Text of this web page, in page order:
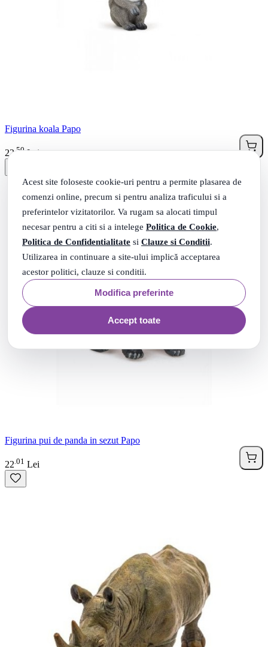
Acest site foloseste cookie-uri pentru a permite plasarea de
comenzi online, precum si pentru analiza traficului si a
preferintelor vizitatorilor. Va rugam sa alocati timpul
necesar pentru a citi si a intelege Politica de Cookie,
Politica de Confidentialitate si Clauze si Conditii.
Utilizarea in continuare a site-ului implică acceptarea
acestor politici, clauze si conditii.
Modifica preferinte
Accept toate
Figurina koala Papo
22.50Lei
Figurina pui de panda in sezut Papo
22 01 Lei